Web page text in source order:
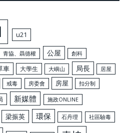
u21
青協、聶德權 公屋 創科
車 大學生 大嶼山 局長 居屋
戒毒 房委會 房屋 扣分制
新媒體 施政ONLINE
梁振英 環保 石丹理 社區驗毒